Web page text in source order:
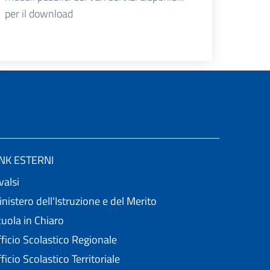
per il download
ESTERNI
dell'Istruzione e del Merito
in Chiaro
Scolastico Regionale
Scolastico Territoriale